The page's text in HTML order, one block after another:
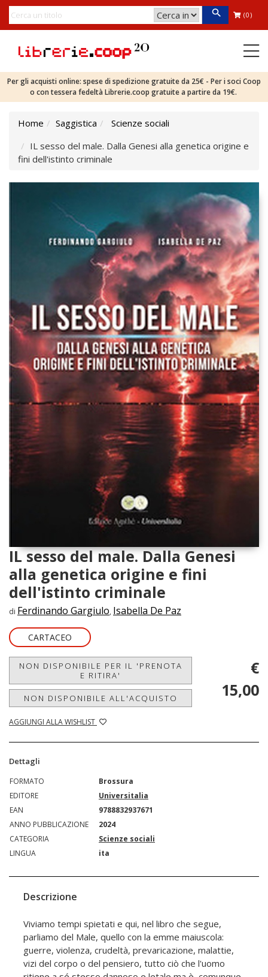
(0)
Per gli acquisti online: spese di spedizione gratuite da 25€ - Per i soci Coop
o con tessera fedeltà Librerie.coop gratuite a partire da 19€.
Home Saggistica
Scienze sociali
IL sesso del male. Dalla Genesi alla genetica origine e
fini dell'istinto criminale
IL sesso del male. Dalla Genesi
alla genetica origine e fini
dell'istinto criminale
di Ferdinando Gargiulo, Isabella De Paz
CARTACEO
NON DISPONIBILE PER IL 'PRENOTA
E RITIRA'
NON DISPONIBILE ALL'ACQUISTO
AGGIUNGI ALLA WISHLIST
€
15,00
Dettagli
FORMATO
Brossura
EDITORE
Universitalia
EAN
9788832937671
ANNO PUBBLICAZIONE
2024
CATEGORIA
Scienze sociali
LINGUA
ita
Descrizione
Viviamo tempi spietati e qui, nel libro che segue,
parliamo del Male, quello con la emme maiuscola:
guerre, violenza, crudeltà, prevaricazione, malattie,
vizi del corpo o del pensiero, tutto ciò che l'uomo